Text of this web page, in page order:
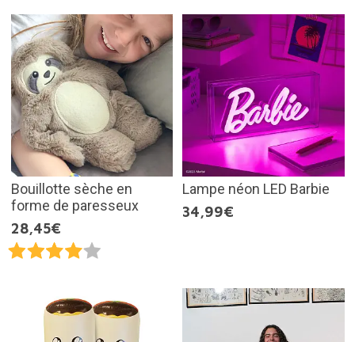
Bouillotte sèche en
forme de paresseux
28,45€
Lampe néon LED Barbie
34,99€